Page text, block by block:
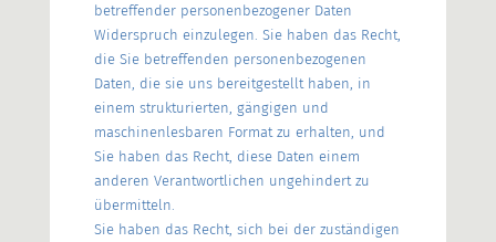
betreffender personenbezogener Daten
Widerspruch einzulegen. Sie haben das Recht,
die Sie betreffenden personenbezogenen
Daten, die sie uns bereitgestellt haben, in
einem strukturierten, gängigen und
maschinenlesbaren Format zu erhalten, und
Sie haben das Recht, diese Daten einem
anderen Verantwortlichen ungehindert zu
übermitteln.
Sie haben das Recht, sich bei der zuständigen